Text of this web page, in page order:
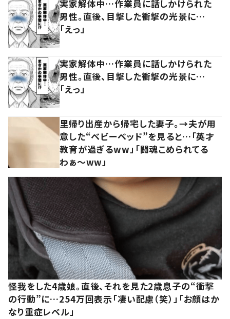
実家解体中…作業員に話しかけられた
男性。直後、目撃した衝撃の光景に…
「えっ」
実家解体中…作業員に話しかけられた
男性。直後、目撃した衝撃の光景に…
「えっ」
里帰り出産から帰宅した妻子。→夫が用
意した“ベビーベッド”を見ると…「英才
教育が過ぎるww」「闘魂こめられてる
わぁ～ww」
怪我をした4歳娘。直後、それを見た2歳息子の“衝撃
の行動”に…254万回表示「凄い配慮（笑）」「お顔はか
なり重症レベル」